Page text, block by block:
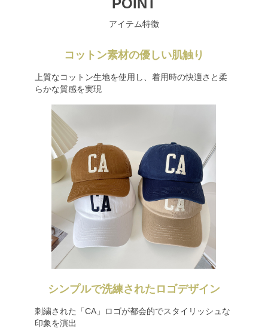
POINT
アイテム特徴
コットン素材の優しい肌触り
上質なコットン生地を使用し、着用時の快適さと柔
らかな質感を実現
シンプルで洗練されたロゴデザイン
刺繍された「CA」ロゴが都会的でスタイリッシュな
印象を演出